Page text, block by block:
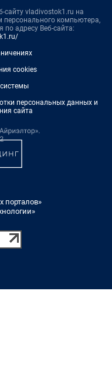
сайту vladivostok1.ru на
персонального компьютера,
адресу Веб-сайта:
cookies
персональных данных и
сайта
порталов»